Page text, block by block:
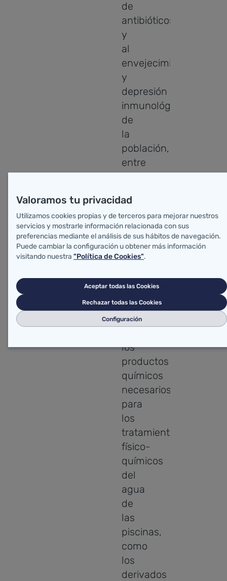
de
antibióticos,
y
al
envejecimiento
y
depresión
inmunológica
de
la
población,
entre
otras
causas.
Por
otro
lado,
las
concentraciones
elevadas
los
productos
químicos
necesarios
para
los
tratamientos
físico-
químicos
del
agua
de
las
piscinas,
como
los
derivados
Valoramos tu privacidad
Utilizamos cookies propias y de terceros para mejorar nuestros
servicios y mostrarle información relacionada con sus
preferencias mediante el análisis de sus hábitos de navegación.
Puede cambiar la configuración u obtener más información
visitando nuestra "Política de Cookies".
Aceptar todas las Cookies
Rechazar todas las Cookies
Configuración